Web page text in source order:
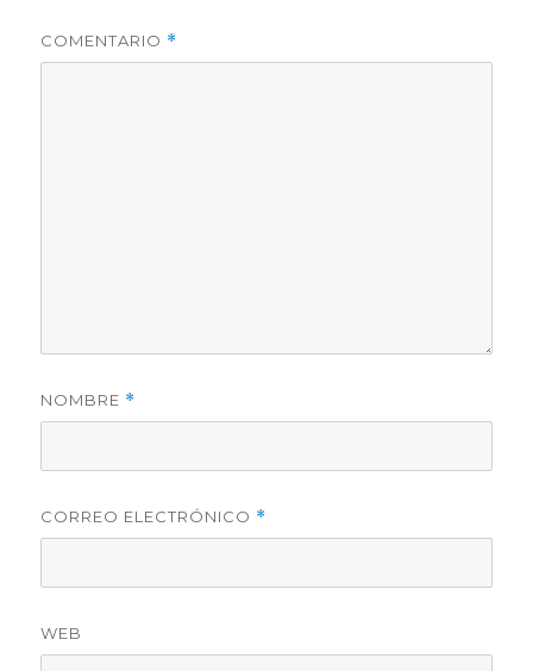
COMENTARIO *
NOMBRE *
CORREO ELECTRÓNICO *
WEB